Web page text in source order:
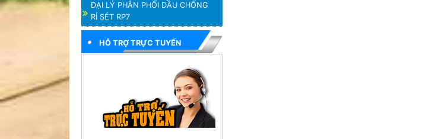
ĐẠI LÝ PHÂN PHỐI DẦU CHỐNG
RỈ SÉT RP7
HỖ TRỢ TRỰC TUYẾN